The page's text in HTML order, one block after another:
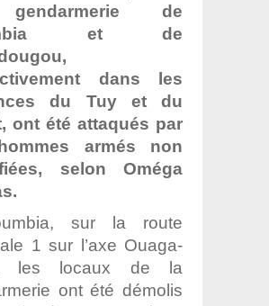
de
et de
dans les
du Tuy et du
ont été attaqués par
armés non
selon Oméga
sur la route
1 sur l’axe Ouaga-
les locaux de la
ont été démolis